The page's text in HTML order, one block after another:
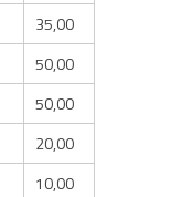
35,00
50,00
50,00
20,00
10,00